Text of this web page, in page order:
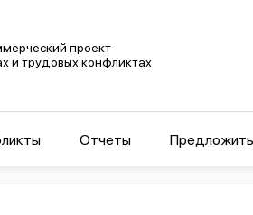
проект
и трудовых конфликтах
Отчеты